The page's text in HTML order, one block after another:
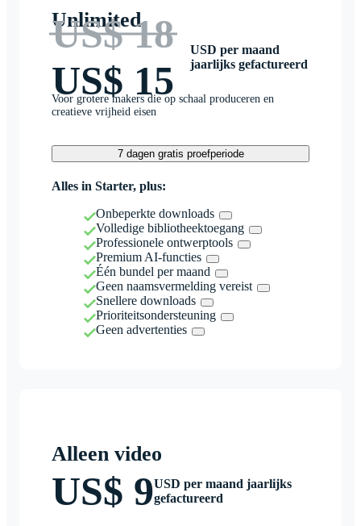
Unlimited
US$ 18
US$ 15
USD per maand
jaarlijks gefactureerd
Voor grotere makers die op schaal produceren en
creatieve vrijheid eisen
7 dagen gratis proefperiode
Alles in Starter, plus:
Onbeperkte downloads
Volledige bibliotheektoegang
Professionele ontwerptools
Premium AI-functies
Één bundel per maand
Geen naamsvermelding vereist
Snellere downloads
Prioriteitsondersteuning
Geen advertenties
Alleen video
US$ 9USD per maand jaarlijks
gefactureerd